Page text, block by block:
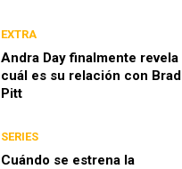
EXTRA
Andra Day finalmente revela
cuál es su relación con Brad
Pitt
SERIES
Cuándo se estrena la